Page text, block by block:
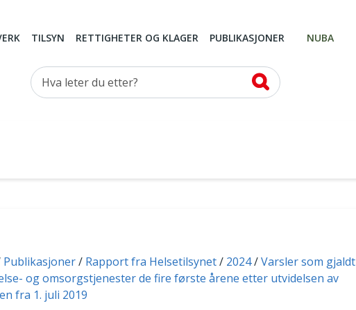
TILSYN RETTIGHETER OG KLAGER PUBLIKASJONER NUBA
Hva leter du etter?
Publikasjoner Rapport fra Helsetilsynet 2024
Varsler som gjaldt
og omsorgstjenester de fire første årene etter utvidelsen av
fra 1. juli 2019